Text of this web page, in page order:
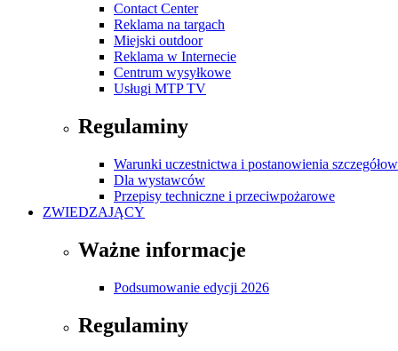
Contact Center
Reklama na targach
Miejski outdoor
Reklama w Internecie
Centrum wysyłkowe
Usługi MTP TV
Regulaminy
Warunki uczestnictwa i postanowienia
Dla wystawców
Przepisy techniczne i przeciwpożarowe
ZWIEDZAJĄCY
Ważne informacje
Podsumowanie edycji 2026
Regulaminy